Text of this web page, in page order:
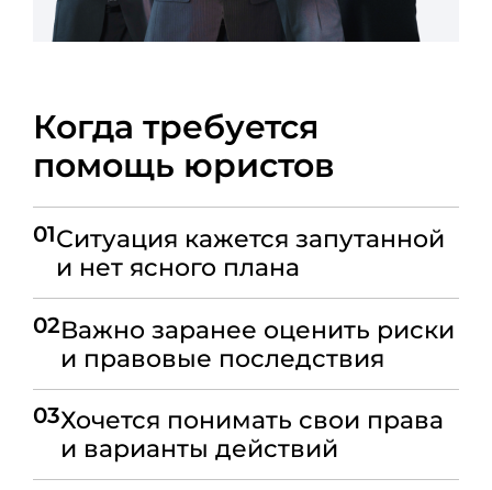
Когда требуется
помощь юристов
01Ситуация кажется запутанной
и нет ясного плана
02Важно заранее оценить риски
и правовые последствия
03Хочется понимать свои права
и варианты действий